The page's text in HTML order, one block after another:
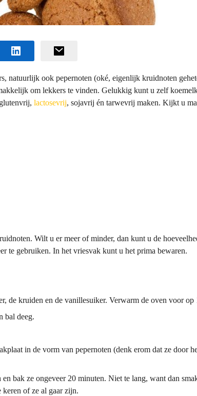
natuurlijk ook pepernoten (oké, eigenlijk kruidnoten
om lekkers te vinden. Gelukkig kunt u zelf
lactosevrij, sojavrij én tarwevrij maken. Kijkt u
Wilt u er meer of minder, dan kunt u de
te gebruiken. In het vriesvak kunt u het prima bewaren.
de kruiden en de vanillesuiker. Verwarm de oven voor op
bal deeg.
in de vorm van pepernoten (denk erom dat ze door
bak ze ongeveer 20 minuten. Niet te lang, want dan
of ze al gaar zijn.